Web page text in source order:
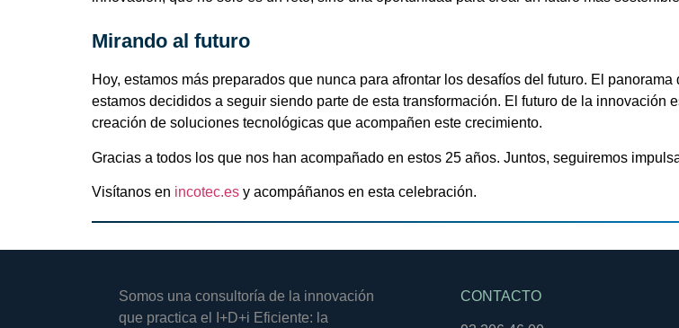
Mirando al futuro
Hoy, estamos más preparados que nunca para afrontar los desafíos del futuro. El panorama
estamos decididos a seguir siendo parte de esta transformación. El futuro de la innovación
creación de soluciones tecnológicas que acompañen este crecimiento.
Gracias a todos los que nos han acompañado en estos 25 años. Juntos, seguiremos
Visítanos en incotec.es y acompáñanos en esta celebración.
Somos una consultoría de la innovación
que practica el I+D+i Eficiente: la
CONTACTO